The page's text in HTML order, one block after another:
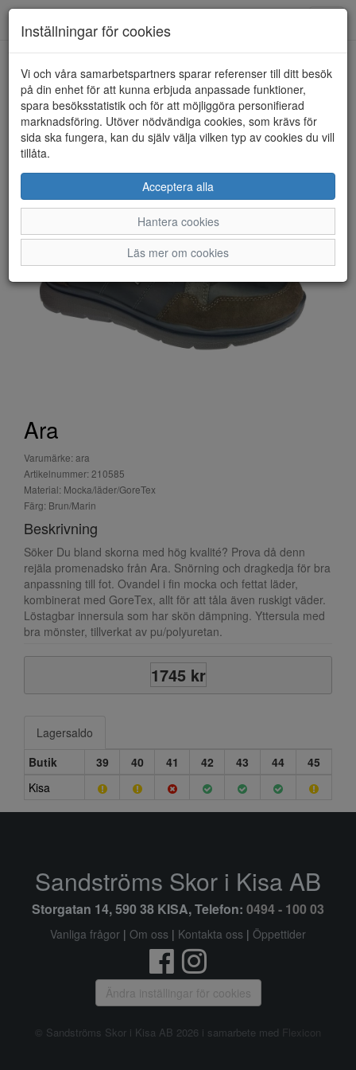
HEM ARA
Ara
Varumärke: ara
Artikelnummer: 210585
Material: Mocka/läder/GoreTex
Färg: Brun/Marin
Beskrivning
Söker Du bland skorna med hög kvalité? Prova då denn
rejäla promenadsko från Ara. Snörning och dragkedja för bra
anpassning till fot. Ovandel i fin mocka och fettat läder,
kombinerat med GoreTex, allt för att tåla även ruskigt väder.
Löstagbar innersula som har skön dämpning. Yttersula med
bra mönster, tillverkat av pu/polyuretan.
1745 kr
Lagersaldo
Butik
39 40 41 42 43 44
45
Kisa
Inställningar för cookies
Vi och våra samarbetspartners sparar referenser till ditt besök
på din enhet för att kunna erbjuda anpassade funktioner,
spara besöksstatistik och för att möjliggöra personifierad
marknadsföring. Utöver nödvändiga cookies, som krävs för
sida ska fungera, kan du själv välja vilken typ av cookies du vill
tillåta.
Acceptera alla
Hantera cookies
Läs mer om cookies
Sandströms Skor i Kisa AB
Storgatan 14, 590 38 KISA, Telefon: 0494 - 100 03
Vanliga frågor | Om oss | Kontakta oss | Öppettider
Ändra inställingar för cookies
© Sandströms Skor i Kisa AB 2026 i samarbete med Flexicon